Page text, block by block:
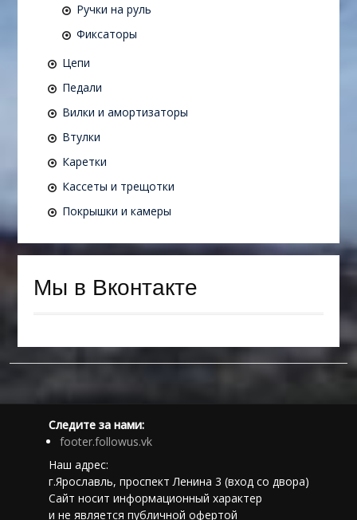
Ручки на руль
Фиксаторы
Цепи
Педали
Вилки и амортизаторы
Втулки
Каретки
Кассеты и трещотки
Покрышки и камеры
Мы в Вконтакте
Следите за нами:
footer.followus.vk
Наш адрес:
г.Ярославль, проспект Ленина 3 (вход со двора)
Сайт носит информационный характер
и не является публичной офертой